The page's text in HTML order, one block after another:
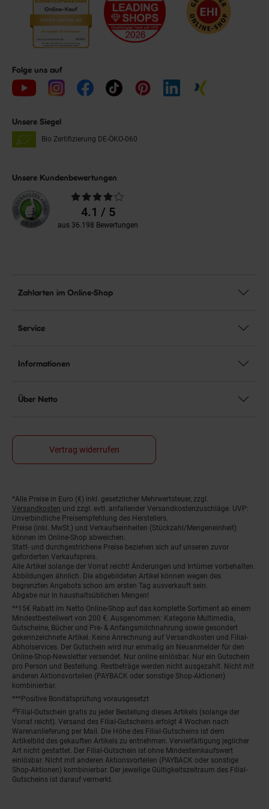
Folge uns auf
Unsere Siegel
Bio Zertifizierung DE-ÖKO-060
Unsere Kundenbewertungen
Durchschnittliche
Bewertungen4.1 / 5
aus 36.198 Bewertungen
Zahlarten im Online-Shop
Service
Informationen
Über Netto
Vertrag widerrufen
Fußnoten
*Alle Preise in Euro (€) inkl. gesetzlicher Mehrwertsteuer, zzgl.
Versandkosten und zzgl. evtl. anfallender Versandkostenzuschläge. UVP:
Unverbindliche Preisempfehlung des Herstellers.
Preise (inkl. MwSt.) und Verkaufseinheiten (Stückzahl/Mengeneinheit)
können im Online-Shop abweichen.
Statt- und durchgestrichene Preise beziehen sich auf unseren zuvor
geforderten Verkaufspreis.
Alle Artikel solange der Vorrat reicht! Änderungen und Irrtümer vorbehalten.
Abbildungen ähnlich. Die abgebildeten Artikel können wegen des
begrenzten Angebots schon am ersten Tag ausverkauft sein.
Abgabe nur in haushaltsüblichen Mengen!
**15€ Rabatt im Netto Online-Shop auf das komplette Sortiment ab einem
Mindestbestellwert von 200 €. Ausgenommen: Kategorie Multimedia,
Gutscheine, Bücher und Pre- & Anfangsmilchnahrung sowie gesondert
gekennzeichnete Artikel. Keine Anrechnung auf Versandkosten und Filial-
Abholservices. Der Gutschein wird nur einmalig an Neuanmelder für den
Online-Shop-Newsletter versendet. Nur online einlösbar. Nur ein Gutschein
pro Person und Bestellung. Restbeträge werden nicht ausgezahlt. Nicht mit
anderen Aktionsvorteilen (PAYBACK oder sonstige Shop-Aktionen)
kombinierbar.
***Positive Bonitätsprüfung vorausgesetzt
²⁰Filial-Gutschein gratis zu jeder Bestellung dieses Artikels (solange der
Vorrat reicht). Versand des Filial-Gutscheins erfolgt 4 Wochen nach
Warenanlieferung per Mail. Die Höhe des Filial-Gutscheins ist dem
Artikelbild des gekauften Artikels zu entnehmen. Vervielfältigung jeglicher
Art nicht gestattet. Der Filial-Gutschein ist ohne Mindesteinkaufswert
einlösbar. Nicht mit anderen Aktionsvorteilen (PAYBACK oder sonstige
Shop-Aktionen) kombinierbar. Der jeweilige Gültigkeitszeitraum des Filial-
Gutscheins ist darauf vermerkt.